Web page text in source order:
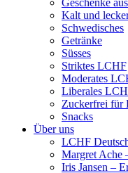
Geschenke
Kalt und
Schwedisches
Getränke
Süsses
Striktes LCHF
Moderates
Liberales
Zuckerfrei für
Snacks
Über uns
LCHF
Margret Ache
Iris Jansen –